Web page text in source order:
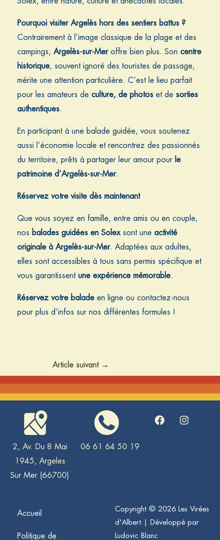
Pourquoi visiter Argelès hors des sentiers battus ?
Contrairement à l’image classique de la plage et des
campings, Argelès-sur-Meroffre bien plus. Son centre
historique, souvent ignoré des touristes de passage,
mérite une attention particulière. C’est le lieu parfait
pour les amateurs de culture, de photoset de sorties
authentiques.
En participant à une balade guidée, vous soutenez
aussi l’économie locale et rencontrez des passionnés
du territoire, prêts à partager leur amour pour le
patrimoine d’Argelès-sur-Mer.
Réservez votre visite dès maintenant
Que vous soyez en famille, entre amis ou en couple,
nos balades guidées en Solexsont une activité
originale à Argelès-sur-Mer. Adaptées aux adultes,
elles sont accessibles à tous sans permis spécifique et
vous garantissent une expérience mémorable.
Réservez votre baladeen ligne ou contactez-nous
pour plus d’infos sur nos différentes formules !
Article suivant →
2, Av. Du 8 Mai
1945, Argeles
Sur Mer (66700)
06 61 64 50 19
F
a
I
n
Accueil
Politique de
Copyright © 2026 Les Virées
d'Albert | Développé par
Ludovic Blanc